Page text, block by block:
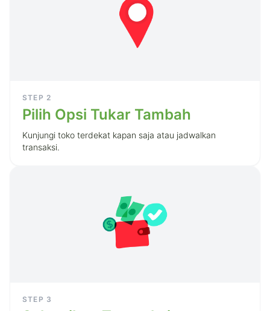
STEP 2
Pilih Opsi Tukar Tambah
Kunjungi toko terdekat kapan saja atau jadwalkan
transaksi.
STEP 3